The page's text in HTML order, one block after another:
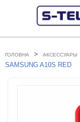
ГОЛОВНА > АКСЕССУАРЫ
SAMSUNG A10S RED